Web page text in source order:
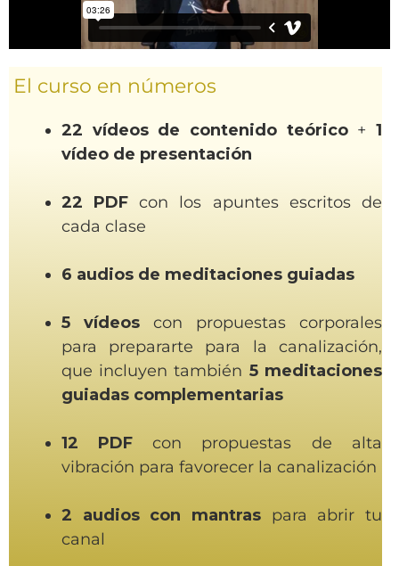
El curso en números
22 vídeos de contenido teórico+ 1
vídeo de presentación
22 PDF con los apuntes escritos de
cada clase
6 audios de meditaciones guiadas
5 vídeoscon propuestas corporales
para prepararte para la canalización,
que incluyen también 5 meditaciones
guiadas complementarias
12 PDF con propuestas de alta
vibración para favorecer la canalización
2 audios con mantraspara abrir tu
canal